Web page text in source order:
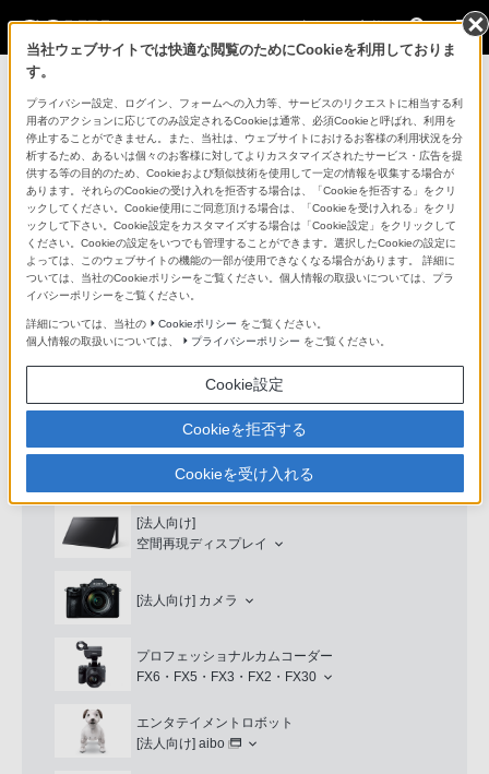
法人のお客様
コンスーマー製品に関するお問い合わせ
製品に関する重要なお知らせ
プロフェッショナル／業務用製品に関
するサポート・お問い合わせ
専用窓口のある業務用商品に関するお問い合わせ
以下の製品・サービスは専用窓口がございます。対象の
アイコンをクリックしてリンク先の窓口よりお問い合わ
業務用ディスプレイ・テレビ
[法人向け]ブラビア
[法人向け]
空間再現ディスプレイ
[法人向け] カメラ
プロフェッショナルカムコーダー
FX6・FX5・FX3・FX2・FX30
エンタテイメントロボット
[法人向け] aibo
当社ウェブサイトでは快適な閲覧のためにCookieを利用しておりま
す。
プライバシー設定、ログイン、フォームへの入力等、サービスのリクエストに相当する利
用者のアクションに応じてのみ設定されるCookieは通常、必須Cookieと呼ばれ、利用を
停止することができません。また、当社は、ウェブサイトにおけるお客様の利用状況を分
析するため、あるいは個々のお客様に対してよりカスタマイズされたサービス・広告を提
供する等の目的のため、Cookieおよび類似技術を使用して一定の情報を収集する場合が
あります。それらのCookieの受け入れを拒否する場合は、「Cookieを拒否する」をクリ
ックしてください。Cookie使用にご同意頂ける場合は、「Cookieを受け入れる」をクリ
ックして下さい。Cookie設定をカスタマイズする場合は「Cookie設定」をクリックして
ください。Cookieの設定をいつでも管理することができます。選択したCookieの設定に
よっては、このウェブサイトの機能の一部が使用できなくなる場合があります。 詳細に
ついては、当社のCookieポリシーをご覧ください。個人情報の取扱いについては、プラ
イバシーポリシーをご覧ください。
詳細については、当社の Cookieポリシー をご覧ください。
個人情報の取扱いについては、
プライバシーポリシー をご覧ください。
Cookie設定
Cookieを拒否する
Cookieを受け入れる